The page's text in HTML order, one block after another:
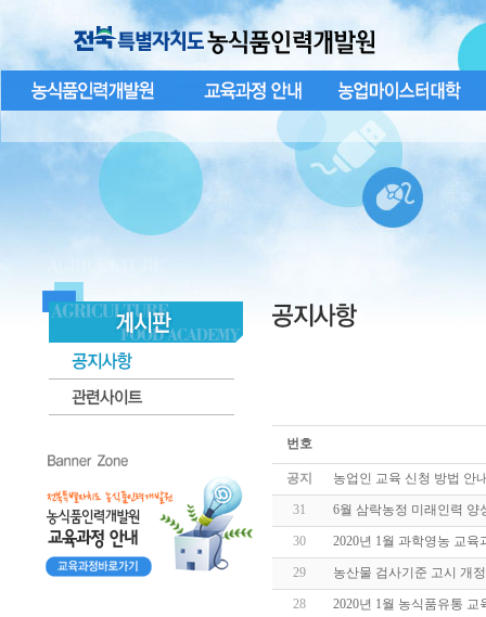
번호
공지 농업인 교육 신청 방법 안
31 6월 삼락농정 미래인력 양
30 2020년 1월 과학영농 교육
29 농산물 검사기준 고시 개
28 2020년 1월 농식품유통 교